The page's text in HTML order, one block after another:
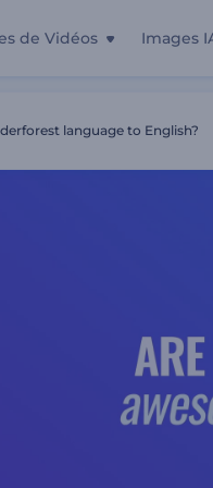
de Vidéos Images
Maintenant - Annonce De
language to English?